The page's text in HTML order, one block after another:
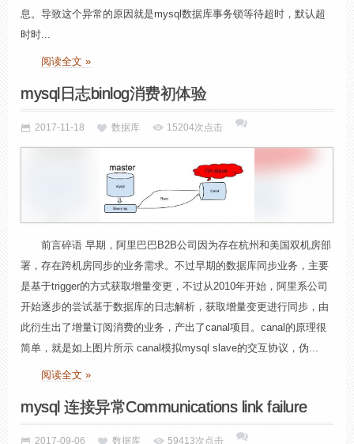
息。导致这个异常的原因就是mysql数据库事务锁等待超时，默认超
时时...
阅读全文 »
mysql日志binlog消费初体验
2017-11-18 数据库 15204次点击
前言碎语 早期，阿里巴巴B2B公司因为存在杭州和美国双机房部
署，存在跨机房同步的业务需求。不过早期的数据库同步业务，主要
是基于trigger的方式获取增量变更，不过从2010年开始，阿里系公司
开始逐步的尝试基于数据库的日志解析，获取增量变更进行同步，由
此衍生出了增量订阅消费的业务，产出了canal项目。canal的原理很
简单，就是如上图片所示 canal模拟mysql slave的交互协议，伪...
阅读全文 »
mysql 连接异常Communications link failure
2017-09-06 数据库 59413次点击